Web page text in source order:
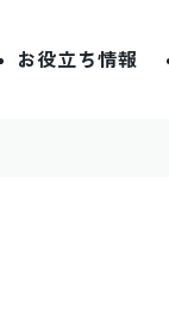
お役立ち情報